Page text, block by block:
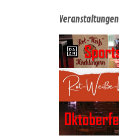
Veranstaltungen